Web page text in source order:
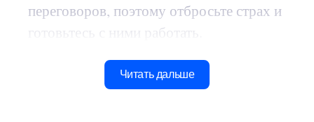
переговоров, поэтому отбросьте страх и
готовьтесь с ними работать.
Читать дальше